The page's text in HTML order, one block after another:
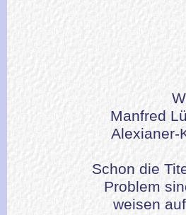
Manfred
Alexianer-
Schon die
Problem
weisen